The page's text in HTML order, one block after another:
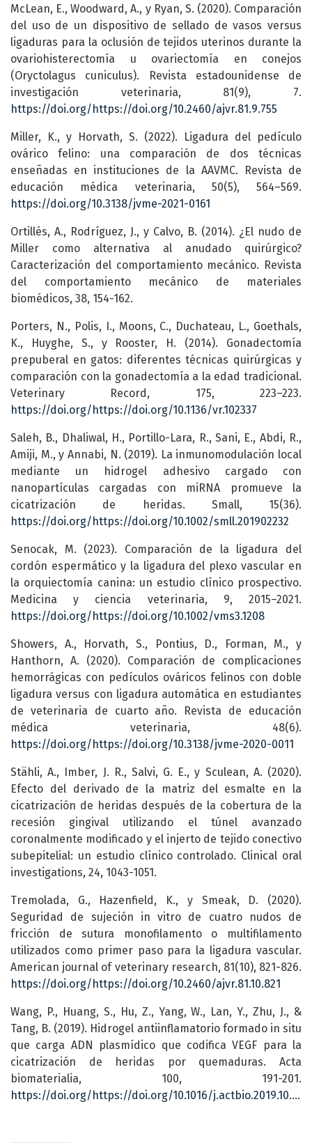
McLean, E., Woodward, A., y Ryan, S. (2020). Comparación
del uso de un dispositivo de sellado de vasos versus
ligaduras para la oclusión de tejidos uterinos durante la
ovariohisterectomía u ovariectomía en conejos
(Oryctolagus cuniculus). Revista estadounidense de
investigación veterinaria, 81(9), 7.
https://doi.org/https://doi.org/10.2460/ajvr.81.9.755
Miller, K., y Horvath, S. (2022). Ligadura del pedículo
ovárico felino: una comparación de dos técnicas
enseñadas en instituciones de la AAVMC. Revista de
educación médica veterinaria, 50(5), 564–569.
https://doi.org/10.3138/jvme-2021-0161
Ortillés, A., Rodríguez, J., y Calvo, B. (2014). ¿El nudo de
Miller como alternativa al anudado quirúrgico?
Caracterización del comportamiento mecánico. Revista
del comportamiento mecánico de materiales
biomédicos, 38, 154-162.
Porters, N., Polis, I., Moons, C., Duchateau, L., Goethals,
K., Huyghe, S., y Rooster, H. (2014). Gonadectomía
prepuberal en gatos: diferentes técnicas quirúrgicas y
comparación con la gonadectomía a la edad tradicional.
Veterinary Record, 175, 223–223.
https://doi.org/https://doi.org/10.1136/vr.102337
Saleh, B., Dhaliwal, H., Portillo-Lara, R., Sani, E., Abdi, R.,
Amiji, M., y Annabi, N. (2019). La inmunomodulación local
mediante un hidrogel adhesivo cargado con
nanopartículas cargadas con miRNA promueve la
cicatrización de heridas. Small, 15(36).
https://doi.org/https://doi.org/10.1002/smll.201902232
Senocak, M. (2023). Comparación de la ligadura del
cordón espermático y la ligadura del plexo vascular en
la orquiectomía canina: un estudio clínico prospectivo.
Medicina y ciencia veterinaria, 9, 2015–2021.
https://doi.org/https://doi.org/10.1002/vms3.1208
Showers, A., Horvath, S., Pontius, D., Forman, M., y
Hanthorn, A. (2020). Comparación de complicaciones
hemorrágicas con pedículos ováricos felinos con doble
ligadura versus con ligadura automática en estudiantes
de veterinaria de cuarto año. Revista de educación
médica veterinaria, 48(6).
https://doi.org/https://doi.org/10.3138/jvme-2020-0011
Stähli, A., Imber, J. R., Salvi, G. E., y Sculean, A. (2020).
Efecto del derivado de la matriz del esmalte en la
cicatrización de heridas después de la cobertura de la
recesión gingival utilizando el túnel avanzado
coronalmente modificado y el injerto de tejido conectivo
subepitelial: un estudio clínico controlado. Clinical oral
investigations, 24, 1043-1051.
Tremolada, G., Hazenfield, K., y Smeak, D. (2020).
Seguridad de sujeción in vitro de cuatro nudos de
fricción de sutura monofilamento o multifilamento
utilizados como primer paso para la ligadura vascular.
American journal of veterinary research, 81(10), 821-826.
https://doi.org/https://doi.org/10.2460/ajvr.81.10.821
Wang, P., Huang, S., Hu, Z., Yang, W., Lan, Y., Zhu, J., &
Tang, B. (2019). Hidrogel antiinflamatorio formado in situ
que carga ADN plasmídico que codifica VEGF para la
cicatrización de heridas por quemaduras. Acta
biomaterialia, 100, 191-201.
https://doi.org/https://doi.org/10.1016/j.actbio.2019.10.004